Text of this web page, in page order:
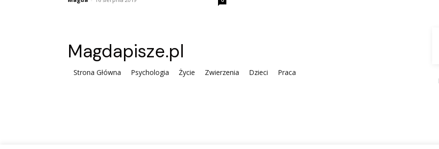
Magdapisze.pl
Strona Główna Psychologia Życie Zwierzenia Dzieci
Praca